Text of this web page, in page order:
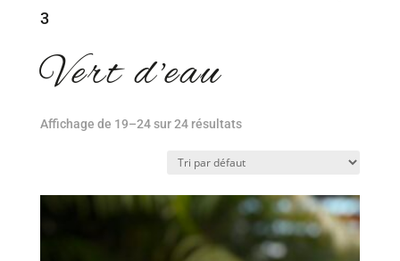
3
Vert d'eau
Affichage de 19–24 sur 24 résultats